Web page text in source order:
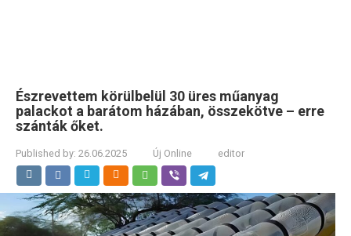
Észrevettem körülbelül 30 üres műanyag
palackot a barátom házában, összekötve – erre
szánták őket.
Published by: 26.06.2025 Új Online editor